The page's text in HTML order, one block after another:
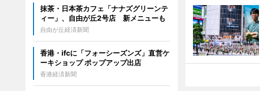
抹茶・日本茶カフェ「ナナズグリーンテ
ィー」、自由が丘2号店 新メニューも
自由が丘経済新聞
香港・ifcに「フォーシーズンズ」直営ケ
ーキショップ ポップアップ出店
香港経済新聞